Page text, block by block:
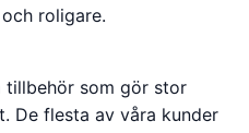
roligare.
tillbehör som gör stor
De flesta av våra kunder